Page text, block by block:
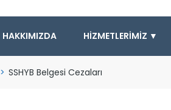
HAKKIMIZDA HIZMETLERIMIZ ▼
> SSHYB Belgesi Cezaları